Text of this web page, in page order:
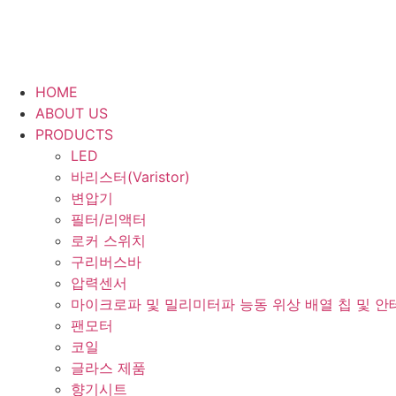
HOME
ABOUT US
PRODUCTS
LED
바리스터(Varistor)
변압기
필터/리액터
로커 스위치
구리버스바
압력센서
마이크로파 및 밀리미터파 능동 위상 배열 칩 및 안
팬모터
코일
글라스 제품
향기시트